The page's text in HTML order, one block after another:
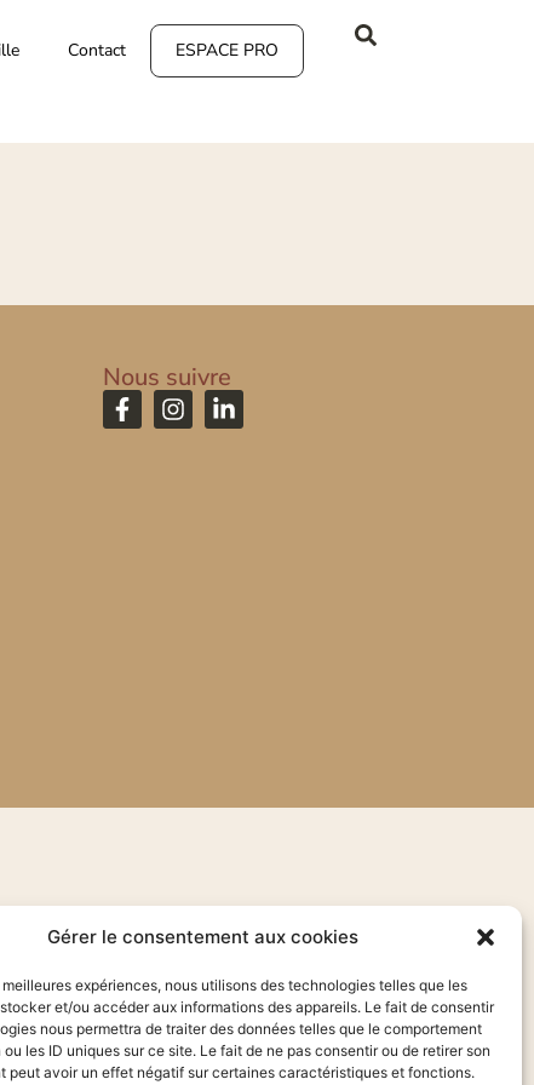
Gérer le consentement aux cookies
expériences, nous utilisons des technologies telles que les
et/ou accéder aux informations des appareils. Le fait de consentir
nous permettra de traiter des données telles que le comportement
les ID uniques sur ce site. Le fait de ne pas consentir ou de retirer son
peut avoir un effet négatif sur certaines caractéristiques et fonctions.
Contact ESPACE PRO
Nous suivre